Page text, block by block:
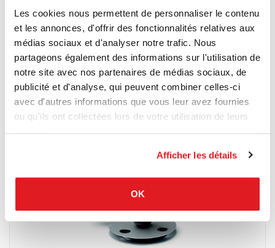
Les cookies nous permettent de personnaliser le contenu
et les annonces, d'offrir des fonctionnalités relatives aux
médias sociaux et d'analyser notre trafic. Nous
partageons également des informations sur l'utilisation de
notre site avec nos partenaires de médias sociaux, de
publicité et d'analyse, qui peuvent combiner celles-ci
avec d'autres informations que vous leur avez fournies
ou qu'ils ont collectées lors de votre utilisation de leurs
services.
Afficher les détails
OK
Luminaires Flos
Ray F
Avec son design simple et graphique, la lampadaire RAY F
de FLOS s’intègre facilement dans chaque style d’intérieur. Il
est possible de varier la lumière.